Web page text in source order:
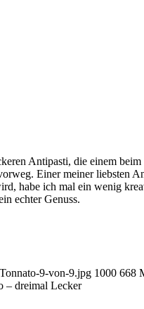
Antipasti, die einem
Einer meiner liebsten
habe ich mal ein wenig
echter Genuss.
9-von-9.jpg 1000 668
– dreimal Lecker